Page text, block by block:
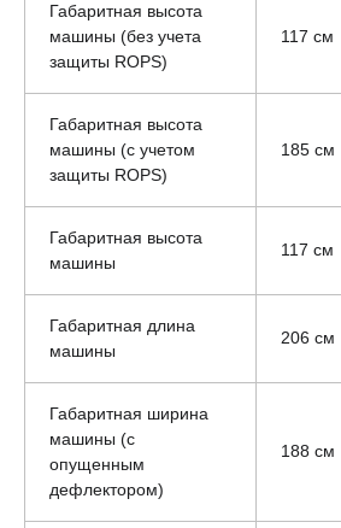
Габаритная высота
машины (без учета
защиты ROPS)
117 см
Габаритная высота
машины (с учетом
защиты ROPS)
185 см
Габаритная высота
машины
117 см
Габаритная длина
машины
206 см
Габаритная ширина
машины (с
опущенным
дефлектором)
188 см